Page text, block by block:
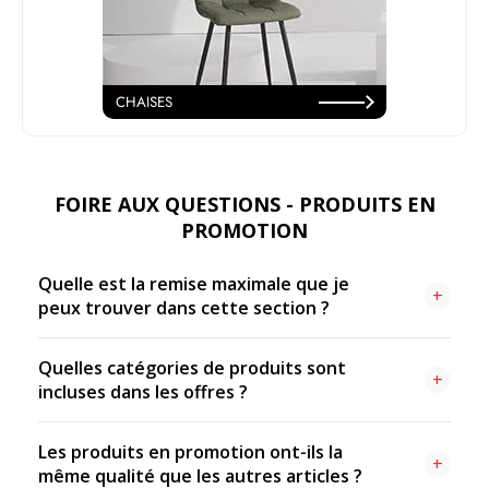
CHAISES
FOIRE AUX QUESTIONS - PRODUITS EN
PROMOTION
Quelle est la remise maximale que je
peux trouver dans cette section ?
produits "best-sellers" avec des remises exceptionnelles
pouvant aller jusqu'à 60 % par rapport au prix de vente
Quelles catégories de produits sont
incluses dans les offres ?
notamment des meubles de salle de bain, des buffets, des
tables et tables basses, des fauteuils, des chaises et des
Les produits en promotion ont-ils la
même qualité que les autres articles ?